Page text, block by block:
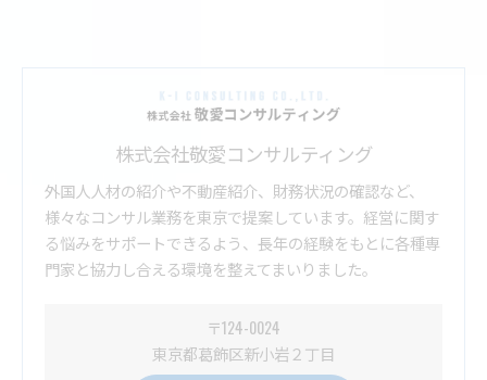
株式会社敬愛コンサルティング
外国人人材の紹介や不動産紹介、財務状況の確認など、
様々なコンサル業務を東京で提案しています。経営に関す
る悩みをサポートできるよう、長年の経験をもとに各種専
門家と協力し合える環境を整えてまいりました。
〒124-0024
東京都葛飾区新小岩２丁目